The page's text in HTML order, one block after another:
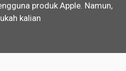
produk Apple. Namun,
kalian